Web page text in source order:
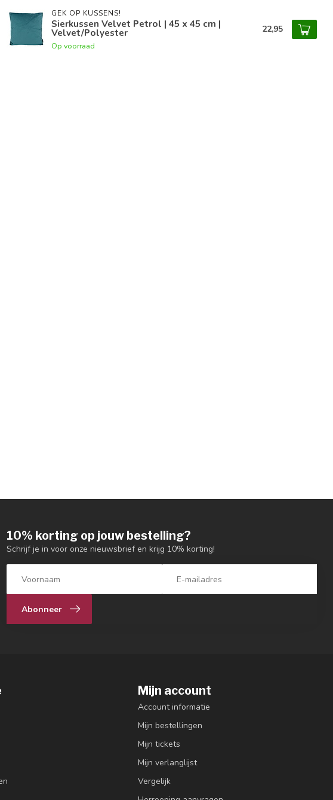
GEK OP KUSSENS!
Sierkussen Velvet Petrol | 45 x 45 cm |
Velvet/Polyester
Op voorraad
22,95
10% korting op jouw bestelling?
Schrijf je in voor onze nieuwsbrief en krijg 10% korting!
Abonneer
Mijn account
Account informatie
Mijn bestellingen
Mijn tickets
Mijn verlanglijst
Vergelijk